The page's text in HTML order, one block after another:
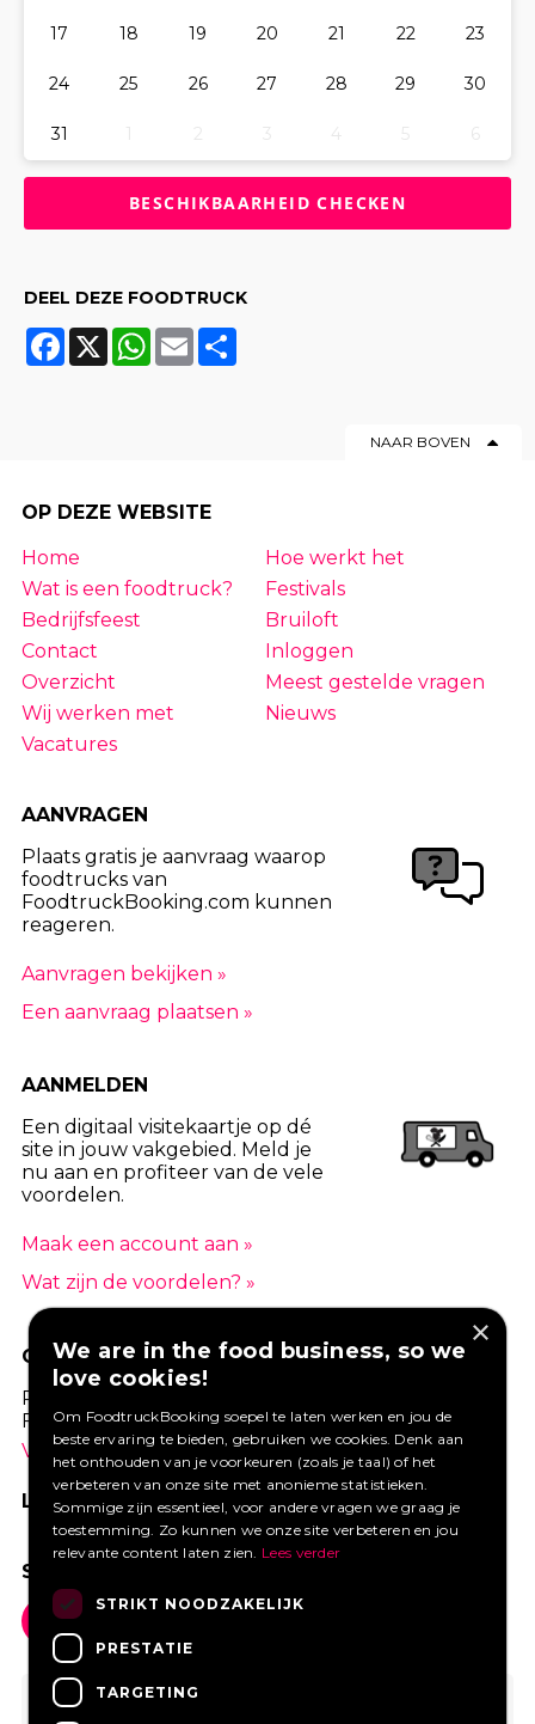
17 18 19 20 21 22 23
24 25 26 27 28 29 30
31
DEEL DEZE FOODTRUCK
Facebook
X WhatsApp
Email
NAAR BOVEN
OP DEZE WEBSITE
Home
Hoe werkt het
Wat is een foodtruck?
Festivals
Bedrijfsfeest
Bruiloft
Contact
Inloggen
Overzicht
Meest gestelde vragen
Wij werken met
Nieuws
Vacatures
AANVRAGEN
Plaats gratis je aanvraag waarop
foodtrucks van
FoodtruckBooking.com kunnen
reageren.
Aanvragen bekijken »
Een aanvraag plaatsen »
AANMELDEN
Een digitaal visitekaartje op dé
site in jouw vakgebied. Meld je
nu aan en profiteer van de vele
voordelen.
Maak een account aan »
Wat zijn de voordelen? »
GOED VERZEKERD ONDERNEMEN?
Profiteer van een aantrekkelijke premie via
Foodtruckbooking.
Vraag een offerte aan.
LIKE ONS OP FACEBOOK
SOCIAL MEDIA
×
We are in the food business, so we
love cookies!
Om FoodtruckBooking soepel te laten werken en jou de
beste ervaring te bieden, gebruiken we cookies. Denk aan
het onthouden van je voorkeuren (zoals je taal) of het
verbeteren van onze site met anonieme statistieken.
Sommige zijn essentieel, voor andere vragen we graag je
toestemming. Zo kunnen we onze site verbeteren en jou
relevante content laten zien. Lees verder
STRIKT NOODZAKELIJK
PRESTATIE
TARGETING